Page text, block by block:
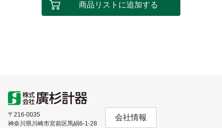
商品リストに追加する
〒216-0035
神奈川県川崎市宮前区馬絹6-1-28
会社情報